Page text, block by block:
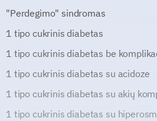
"Perdegimo" sindromas
1 tipo cukrinis diabetas
1 tipo cukrinis diabetas be
1 tipo cukrinis diabetas su acidoze
1 tipo cukrinis diabetas su akių
1 tipo cukrinis diabetas su